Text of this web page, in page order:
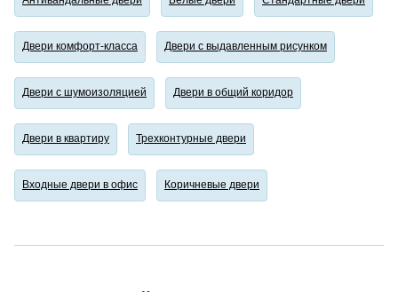
Двери комфорт-класса Двери с выдавленным рисунком
Двери с шумоизоляцией Двери в общий коридор
Двери в квартиру Трехконтурные двери
Входные двери в офис Коричневые двери